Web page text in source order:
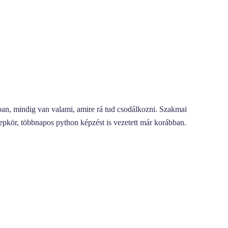
mindig van valami, amire rá tud csodálkozni. Szakmai
többnapos python képzést is vezetett már korábban.